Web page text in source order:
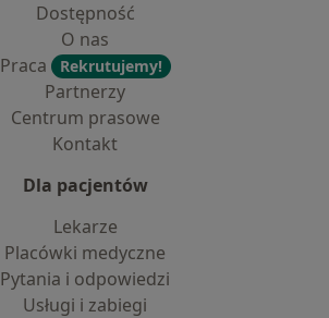
Dostępność
O nas
Praca
Rekrutujemy!
Partnerzy
Centrum prasowe
Kontakt
Dla pacjentów
Lekarze
Placówki medyczne
Pytania i odpowiedzi
Usługi i zabiegi